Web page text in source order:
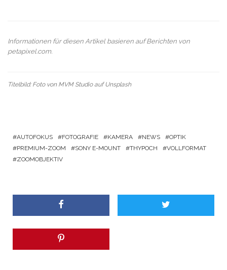
Informationen für diesen Artikel basieren auf Berichten von
petapixel.com.
Titelbild: Foto von MVM StudioaufUnsplash
AUTOFOKUS FOTOGRAFIE KAMERA NEWS
OPTIK
PREMIUM-ZOOM
SONY E-MOUNT THYPOCH
VOLLFORMAT
ZOOMOBJEKTIV